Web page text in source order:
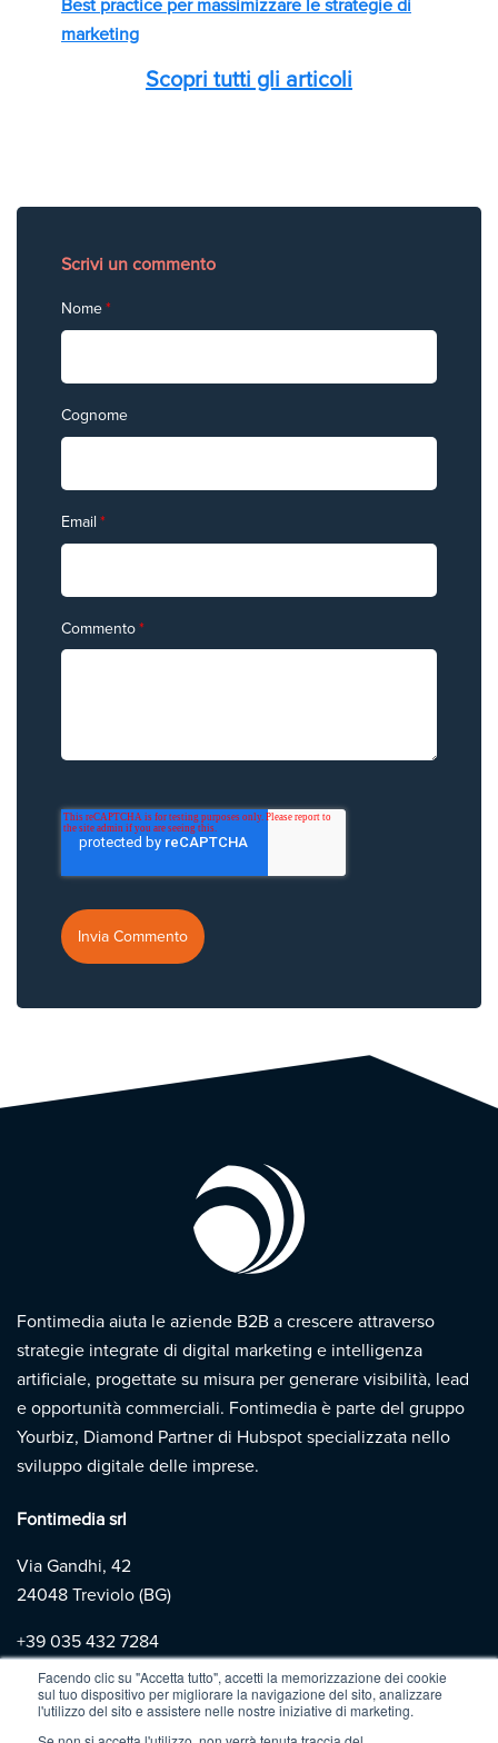
Facendo clic su "Accetta tutto", accetti la memorizzazione dei cookie
sul tuo dispositivo per migliorare la navigazione del sito, analizzare
l'utilizzo del sito e assistere nelle nostre iniziative di marketing.
Best practice per massimizzare le strategie di
marketing
Scopri tutti gli articoli
Scrivi un commento
Nome*
Cognome
Email *
Commento*
Fontimedia aiuta le aziende B2B a crescere attraverso
strategie integrate di digital marketing e intelligenza
artificiale, progettate su misura per generare visibilità, lead
e opportunità commerciali. Fontimedia è parte del gruppo
Yourbiz, Diamond Partner di Hubspot specializzata nello
sviluppo digitale delle imprese.
Fontimedia srl
Via Gandhi, 42
24048 Treviolo (BG)
+39 035 432 7284
Copyright 2026 | Fontimedia |P.IVA: 03997730167 |